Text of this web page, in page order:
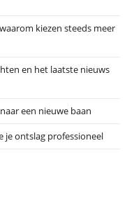
kiezen steeds meer
en het laatste nieuws
een nieuwe baan
je ontslag professioneel